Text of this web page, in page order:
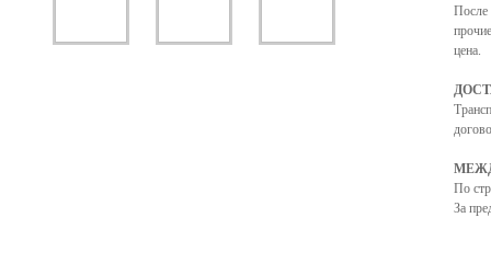
После
цена.
По
За